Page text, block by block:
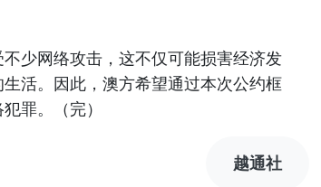
少网络攻击，这不仅可能损害经济发
活。因此，澳方希望通过本次公约框
罪。（完）
越通社